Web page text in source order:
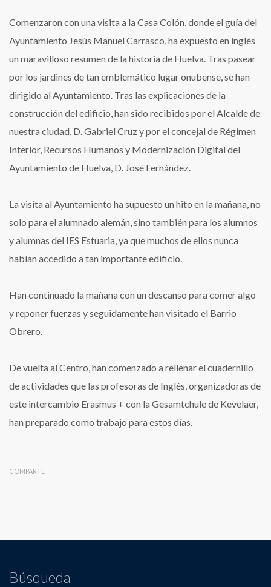
Ayuntamiento
Comenzaron con una visita a la Casa Colón, donde el guía del
Ayuntamiento Jesús Manuel Carrasco, ha expuesto en inglés
un maravilloso resumen de la historia de Huelva. Tras pasear
por los jardines de tan emblemático lugar onubense, se han
dirigido al Ayuntamiento. Tras las explicaciones de la
construcción del edificio, han sido recibidos por el Alcalde de
nuestra ciudad, D. Gabriel Cruz y por el concejal de Régimen
Interior, Recursos Humanos y Modernización Digital del
Ayuntamiento de Huelva, D. José Fernández.
La visita al Ayuntamiento ha supuesto un hito en la mañana, no
solo para el alumnado alemán, sino también para los alumnos
y alumnas del IES Estuaria, ya que muchos de ellos nunca
habían accedido a tan importante edificio.
Han continuado la mañana con un descanso para comer algo
y reponer fuerzas y seguidamente han visitado el Barrio
Obrero.
De vuelta al Centro, han comenzado a rellenar el cuadernillo
de actividades que las profesoras de Inglés, organizadoras de
este intercambio Erasmus + con la Gesamtchule de Kevelaer,
han preparado como trabajo para estos días.
COMPARTE
Búsqueda